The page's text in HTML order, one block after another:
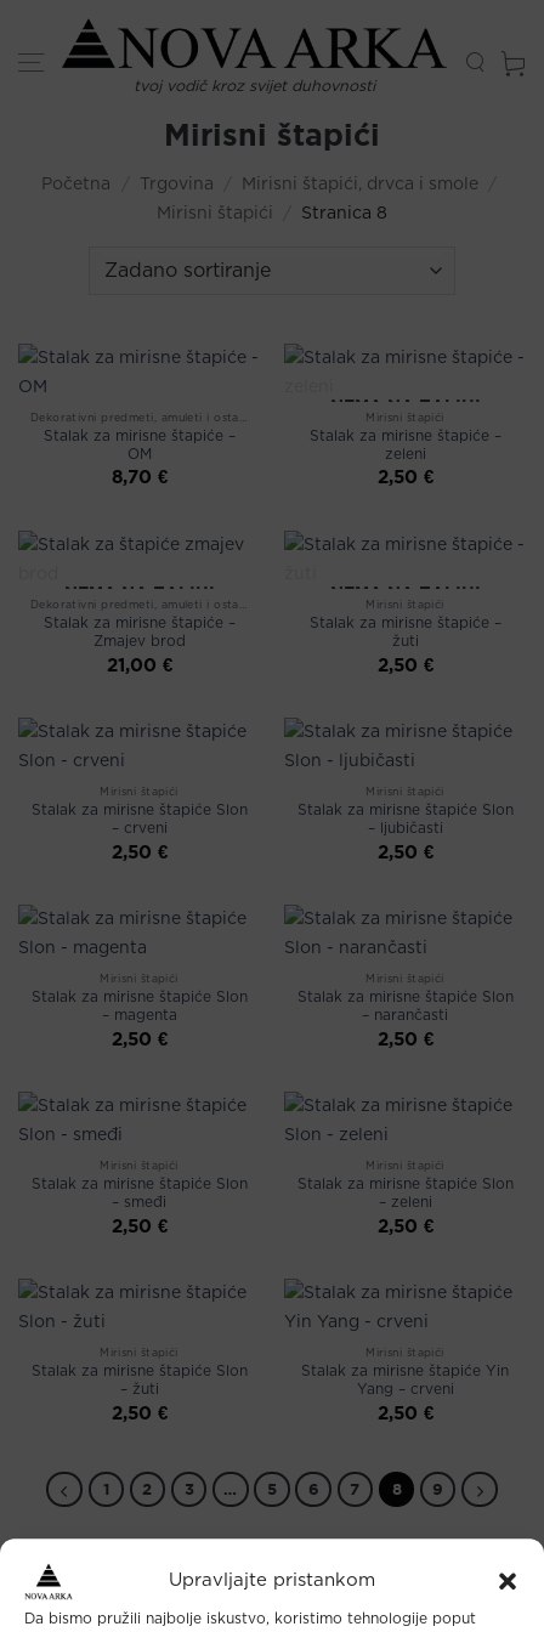
Upravljajte pristankom
Da bismo pružili najbolje iskustvo, koristimo tehnologije poput
content
tvoj vodič kroz svijet duhovnosti
Mirisni štapići
Početna Trgovina Mirisni štapići, drvca i smole
Mirisni štapići
Stranica 8
Dekorativni predmeti, amuleti i ostalo
Stalak za mirisne štapiće –
OM
8,70 €
NEMA NA ZALIHI
Mirisni štapići
Stalak za mirisne štapiće –
zeleni
2,50 €
NEMA NA ZALIHI
Dekorativni predmeti, amuleti i ostalo
Stalak za mirisne štapiće –
Zmajev brod
21,00 €
NEMA NA ZALIHI
Mirisni štapići
Stalak za mirisne štapiće –
žuti
2,50 €
Mirisni štapići
Stalak za mirisne štapiće Slon
– crveni
2,50 €
Mirisni štapići
Stalak za mirisne štapiće Slon
– ljubičasti
2,50 €
Mirisni štapići
Stalak za mirisne štapiće Slon
– magenta
2,50 €
Mirisni štapići
Stalak za mirisne štapiće Slon
– narančasti
2,50 €
Mirisni štapići
Stalak za mirisne štapiće Slon
– smeđi
2,50 €
Mirisni štapići
Stalak za mirisne štapiće Slon
– zeleni
2,50 €
Mirisni štapići
Stalak za mirisne štapiće Slon
– žuti
2,50 €
Mirisni štapići
Stalak za mirisne štapiće Yin
Yang – crveni
2,50 €
1 2 3 … 5 6 7 8 9